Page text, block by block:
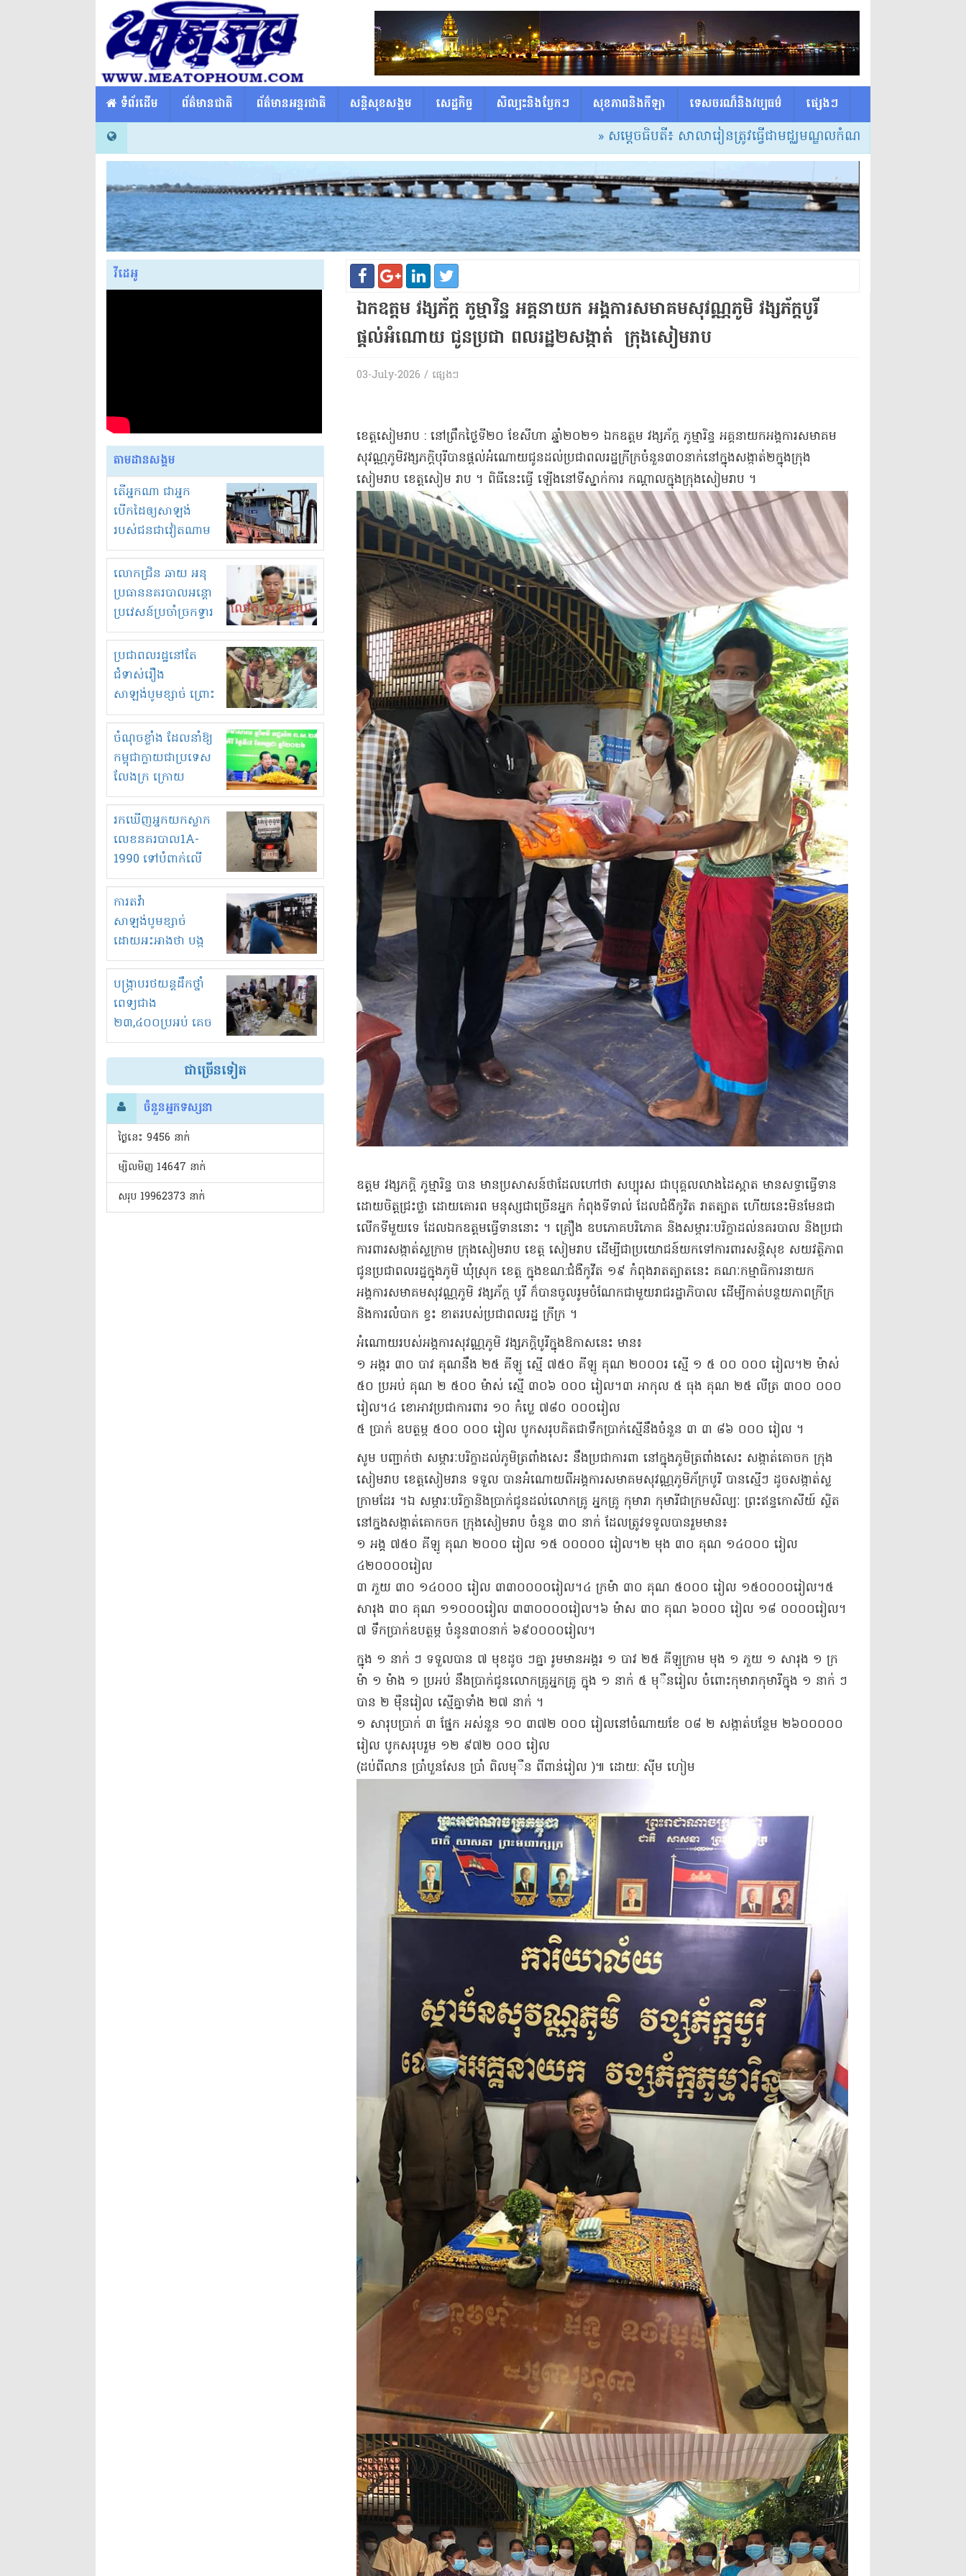
​​ ទំព័រដើម ព័ត៌មានជាតិ ព័ត៌មានអន្តរជាតិ សន្តិសុខសង្គម សេដ្ឋកិច្ច សិល្បះនិងប្លែកៗ សុខភាពនិងកីឡា ទេសចរណ៏និងវប្បធម៌ ផ្សេង​ៗ
» សម្ដេចធិបតី៖ សាលារៀនត្រូវធ្វើជាមជ្ឈមណ្ឌលកំណត់វិធីសាស្ត្របង្រៀន និងលក្ខ
វីដេអូ
តាមដានសង្គម
តើអ្នកណា ជាអ្នក
បើកដៃឲ្យសាឡង់
របស់ជនជាវៀតណាម
ចូល មកខុស
ច្បាប់លួចបូមខ្សាច់នៅ
ក្នុងប្រទេសកម្ពុជា
លោកជ្រិន ឆាយ អនុ
ប្រធាននគរបាលអន្តោ
ប្រវេសន៍ប្រចាំច្រកទ្វារ
ព្រំដែនភ្នំឌិន និងឈ្មួញ
មួយចំនួនទៀត
កំពង់តែគុបគិតគ្នា
ធ្វើសកម្មភាពរកស៊ីនិង
ស្តុកទំនិញគេចពន្ធ?
ប្រជាពលរដ្ឋនៅតែ
ជំទាស់រឿង
សាឡង់បូមខ្សាច់ ព្រោះ
ខ្លាចបាក់ច្រាំងទៀត!
ចំណុចខ្លាំង ដែលនាំឱ្យ
កម្ពុជាក្លាយជាប្រទេស
លែងក្រ ក្រោយ
ឆ្នាំ២០៣០
រកឃើញអ្នកយកស្លាក
លេខនគរបាល1A-
1990 ទៅបំពាក់លើ
ម៉ូតូរបស់ខ្លួន ដាកផ្លាក
រត់ឌុបហើយ
ការតវ៉ា
សាឡង់បូមខ្សាច់
ដោយអះអាងថា បង្ក
បាក់ច្រាំងទន្លេ និង
រំខានទាំងយប់ទាំងថ្ងៃ
បង្ក្រាបរថយន្តដឹកថ្នាំ
ពេទ្យជាង
២៣,៤០០ប្រអប់ គេច
ពន្ធនិងអត់ច្បាប់នាំ
ចូល!?
ជាច្រើនទៀត
ចំនួនអ្នកទស្សនា
ថ្ងៃនេះ​ 9456 នាក់
ម្សិលមិញ 14647 នាក់
សរុប 19962373 នាក់
ឯកឧត្ដម វង្ស​ភ័​ក្ត ភូម្មា​វិន្ទ អគ្គនាយក អង្គការ​សមាគម​សុវណ្ណ​ភូមិ វង្ស​ភ័​ក្ត​បូរី
ផ្តល់​អំណោយ ជូន​ប្រជា ពលរដ្ឋ​២​សង្កាត់ ក្រុង​សៀមរាប​
03-July-2026 / ផ្សេង​ៗ
​ខេត្តសៀមរាប : នៅ​ព្រឹក​ថ្ងៃទី​២០ ខែសីហា ឆ្នាំ​២០២១ ឯកឧត្ដម វង្ស​ភ័​ក្ត ភូម្មា​រិន្ទ អគ្គនាយក​អង្គការ​សមាគម​
សុវណ្ណ​ភូមិ​វង្ស​ភក្តិ​បុរី​បានផ្តល់​អំណោយ​ជូន​ដល់​ប្រជាពលរដ្ឋ​ក្រីក្រ​ចំនួន​៣០​នាក់​នៅក្នុង​សង្កាត់​២​ក្នុង​ក្រុង​
សៀមរាប ខេត្ត​សៀម រាប ។ ពិធី​នេះ​ធ្វើ ឡើង​នៅ​ទីស្នាក់ការ កណ្តាល​ក្នុង​ក្រុង​សៀមរាប ។
ឧត្តម វង្ស​ភក្តិ ភូម្មា​រិន្ទ បាន មានប្រសាសន៍ថា​ដែល​​ហៅថា សប្បុរស ជា​បុគ្គល​លាងដៃ​ស្អាត មាន​សទ្ធា​ធ្វើ​ទាន​
ដោយ​ចិត្ត​ជ្រះថ្លា ដោយ​គោរព មនុស្ស​ជាច្រើន​អ្នក កំពុង​ទីទាល់ ដែល​ជំងឺ​កូ​វិត រាតត្បាត ហើយ​នេះ​មិនមែនជា​
លើកទីមួយ​ទេ ដែល​ឯកឧត្ដម​ធ្វើ​ទាន​នោះ ។ គ្រឿង ឧបភោគបរិភោគ និង​សម្ភារៈ​បរិក្ខា​ដល់​នគរបាល និង​ប្រជា​
ការពារ​សង្កាត់​ស្លក្រាម ក្រុង​សៀមរាប ខេត្ត សៀមរាប ដើម្បី​ជា​ប្រយោជន៍​យកទៅ​ការពារ​សន្តិសុខ សយ​វត្ថិ​ភាព​
ជូន​ប្រជាពលរដ្ឋ​ក្នុងភូមិ ឃុំ​ស្រុក ខេត្ត ក្នុងខណ​:​ជំងឺ​កូ​វីត ១៩ កំពុង​រាតត្បាត​នេះ គណៈកម្មាធិការ​នាយក
អង្គការ​សមាគម​សុវណ្ណ​ភូមិ វង្ស​ភ័​ក្ត បូរី ក៏បាន​ចូល​រូ​ម​ចំណែក​ជាមួយ​រាជរដ្ឋាភិបាល ដើម្បី​កាត់បន្ថយ​ភាពក្រីក្រ
និង​ការលំបាក ខ្វះ ខាត​របស់​ប្រជាពលរដ្ឋ ក្រីក្រ ។
អំណោយ​របស់​អង្គការ​សុ​វណ្ណ​ភូមិ វង្ស​ភក្តិ​បូរី​ក្នុងឱកាស​នេះ មាន៖
១ អង្ករ ៣០ បាវ គុណ​នឹង ២៥ គីឡូ ស្មើ ៧៥០ គីឡូ គុណ ២០០០​រ ស្មើ ១ ៥ ០០ ០០០ រៀល។២ ម៉ាស់
៥០ ប្រអប់ គុណ ២ ៥០០ ម៉ាស់ ស្មើ ៣០៦ ០០០ រៀល។៣ អាកុល ៥ ធុង គុណ ២៥ លីត្រ ៣០០ ០០០
រៀល។៤ ខោអាវ​ប្រជា​ការពារ ១០ កំ​ប្លេ ៧៨០ ០០០​រៀល
៥ ប្រាក់ ឧបត្ថម្ភ ៥០០ ០០០ រៀល បូកសរុប​គិត​ជា​ទឹកប្រាក់​ស្មើនឹង​ចំនួន ៣ ៣ ៨៦ ០០០ រៀល ។​
​សូម បញ្ជាក់ថា សម្ភារៈ​បរិក្ខា​ដល់​ភូមិ​ត្រពាំង​សេះ នឹង​ប្រជា​ការពា នៅក្នុង​ភូមិ​ត្រពាំង​សេះ សង្កាត់​គោ​ចក ក្រុង​
សៀមរាប ខេត្ត​សៀម​រាន ទទួល បាន​អំណោយ​ពី​អង្គការ​សមាគម​សុវណ្ណ​ភូមិ​ភ័​ក្រ​បូរី បាន​ស្មើៗ ដូច​សង្កាត់​ស្ល
ក្រាម​ដែរ ។​ឯ សម្ភារៈ​បរិក្ខា​និង​ប្រាក់​ជូន​ដល់​លោកគ្រូ អ្នកគ្រូ កុមារា កុមារី​ជា​ក្រម​សិល្បៈ ព្រះឥន្ទ​កោ​សី​យ៍ ស្ថិត
នៅ​ក្នង​សង្កាត់​គោកចក ក្រុង​សៀមរាប ចំនួន ៣០ នាក់ ដែល​ត្រូវ​ទ​ទូល​បានរួម​មាន៖
១ អង្គ ៧៥០ គីឡូ គុណ ២០០០ រៀល ១៥ ០០០០០ រៀល។២ មុង ៣០ គុណ ១៤០០០ រៀល
៤២០០០០​រៀល
៣ ភួយ ៣០ ១៤០០០ រៀល ៣៣០០០០​រៀល។៤ ក្រ​ម៉ា ៣០ គុណ ៥០០០ រៀល ១៥០០០០​រៀល។៥
សារុង ៣០ គុណ ១១០០០​រៀល ៣៣០០០០​រៀល។៦ ម៉ាស ៣០ គុណ ៦០០០ រៀល ១៨ ០០០០​រៀល។
៧ ទឹកប្រាក់​ឧបត្ថម្ភ ចំនូ​ន​៣០​នាក់ ៦៩០០០០​រៀល។
​ក្នុង ១ នាក់ ៗ ទទួលបាន ៧ មុខ​ដូច ៗ​គ្នា រូ​ម​មាន​អង្គរ ១ បាវ ២៥ គីឡូក្រាម មុង ១ ភួយ ១ សារុង ១ ក្រ​
ម៉ា ១ ម៉ាង ១ ប្រអប់ នឹង​ប្រាក់​ជូន​លោកគ្រូ​អ្នកគ្រូ ក្នុង ១ នាក់ ៥ មុ​ឺ​ន​រៀល ចំពោះ​កុមារា​កុមារី​ក្នុង ១ នាក់ ៗ
បាន ២ ម៉ឺន​រៀល ស្មើគ្នា​ទាំង ២៧ នាក់ ។
១ សារុប​ប្រាក់ ៣ ផ្នែក អស់​នួន ១០ ៣៧២ ០០០ រៀល​នៅ​ចំណាយ​ខែ ០៨ ២ សង្កាត់​បន្ថែម ២៦០០០០០
រៀល បូកសរុប​រួម ១២ ៩៧២ ០០០ រៀល
(​ដប់​ពី​លាន ប្រាំបួន​សែន ប្រាំ ពិល​មុ​ឺ​ន ពី​ពាន់​រៀល )៕ ដោយ​: ស៊ីម ហៀ​ម​